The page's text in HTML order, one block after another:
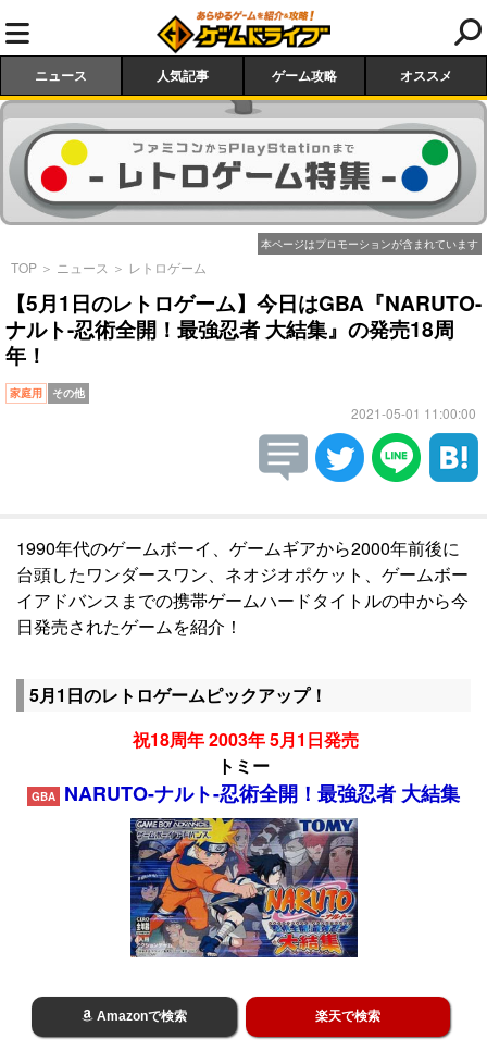
ニュース 人気記事 ゲーム攻略 オススメ
本ページはプロモーションが含まれています
TOP ＞ ニュース ＞ レトロゲーム
【5月1日のレトロゲーム】今日はGBA『NARUTO-
ナルト-忍術全開！最強忍者 大結集』の発売18周
年！
家庭用 その他
2021-05-01 11:00:00
1990年代のゲームボーイ、ゲームギアから2000年前後に
台頭したワンダースワン、ネオジオポケット、ゲームボー
イアドバンスまでの携帯ゲームハードタイトルの中から今
日発売されたゲームを紹介！
5月1日のレトロゲームピックアップ！
祝18周年 2003年 5月1日発売
トミー
GBA NARUTO-ナルト-忍術全開！最強忍者 大結集
Amazonで検索 楽天で検索